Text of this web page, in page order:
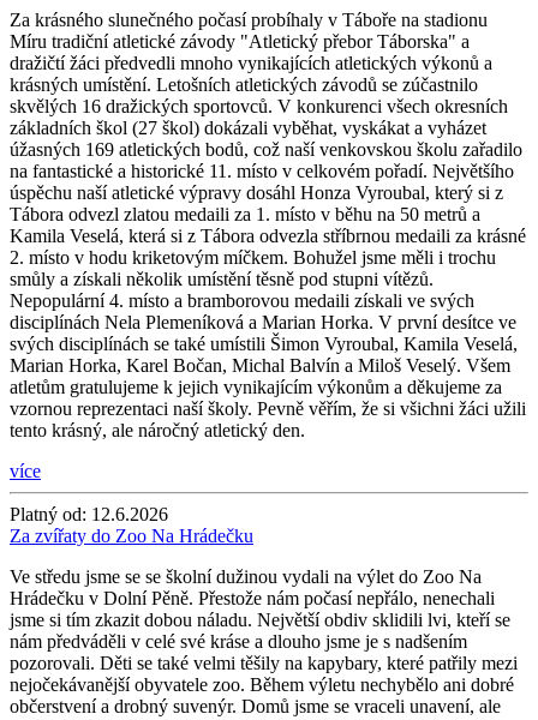
Za krásného slunečného počasí probíhaly v Táboře na stadionu
Míru tradiční atletické závody "Atletický přebor Táborska" a
dražičtí žáci předvedli mnoho vynikajících atletických výkonů a
krásných umístění. Letošních atletických závodů se zúčastnilo
skvělých 16 dražických sportovců. V konkurenci všech okresních
základních škol (27 škol) dokázali vyběhat, vyskákat a vyházet
úžasných 169 atletických bodů, což naší venkovskou školu zařadilo
na fantastické a historické 11. místo v celkovém pořadí. Největšího
úspěchu naší atletické výpravy dosáhl Honza Vyroubal, který si z
Tábora odvezl zlatou medaili za 1. místo v běhu na 50 metrů a
Kamila Veselá, která si z Tábora odvezla stříbrnou medaili za krásné
2. místo v hodu kriketovým míčkem. Bohužel jsme měli i trochu
smůly a získali několik umístění těsně pod stupni vítězů.
Nepopulární 4. místo a bramborovou medaili získali ve svých
disciplínách Nela Plemeníková a Marian Horka. V první desítce ve
svých disciplínách se také umístili Šimon Vyroubal, Kamila Veselá,
Marian Horka, Karel Bočan, Michal Balvín a Miloš Veselý. Všem
atletům gratulujeme k jejich vynikajícím výkonům a děkujeme za
vzornou reprezentaci naší školy. Pevně věřím, že si všichni žáci užili
tento krásný, ale náročný atletický den.
více
Platný od: 12.6.2026
Za zvířaty do Zoo Na Hrádečku
Ve středu jsme se se školní dužinou vydali na výlet do Zoo Na
Hrádečku v Dolní Pěně. Přestože nám počasí nepřálo, nenechali
jsme si tím zkazit dobou náladu. Největší obdiv sklidili lvi, kteří se
nám předváděli v celé své kráse a dlouho jsme je s nadšením
pozorovali. Děti se také velmi těšily na kapybary, které patřily mezi
nejočekávanější obyvatele zoo. Během výletu nechybělo ani dobré
občerstvení a drobný suvenýr. Domů jsme se vraceli unavení, ale